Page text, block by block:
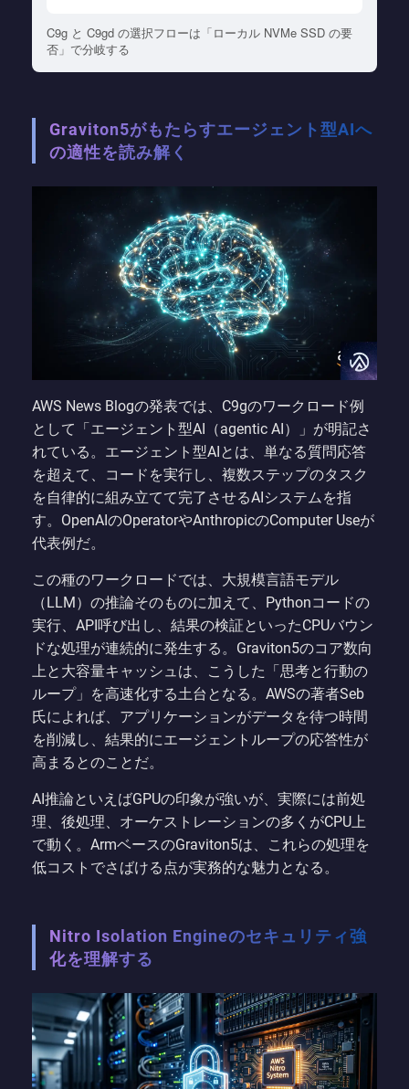
C9g と C9gd の選択フローは「ローカル NVMe SSD の要
否」で分岐する
Graviton5がもたらすエージェント型AIへ
の適性を読み解く
AWS News Blogの発表では、C9gのワークロード例
として「エージェント型AI（agentic AI）」が明記さ
れている。エージェント型AIとは、単なる質問応答
を超えて、コードを実行し、複数ステップのタスク
を自律的に組み立てて完了させるAIシステムを指
す。OpenAIのOperatorやAnthropicのComputer Useが
代表例だ。
この種のワークロードでは、大規模言語モデル
（LLM）の推論そのものに加えて、Pythonコードの
実行、API呼び出し、結果の検証といったCPUバウン
ドな処理が連続的に発生する。Graviton5のコア数向
上と大容量キャッシュは、こうした「思考と行動の
ループ」を高速化する土台となる。AWSの著者Seb
氏によれば、アプリケーションがデータを待つ時間
を削減し、結果的にエージェントループの応答性が
高まるとのことだ。
AI推論といえばGPUの印象が強いが、実際には前処
理、後処理、オーケストレーションの多くがCPU上
で動く。ArmベースのGraviton5は、これらの処理を
低コストでさばける点が実務的な魅力となる。
Nitro Isolation Engineのセキュリティ強
化を理解する